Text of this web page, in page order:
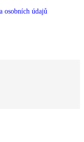
osobních údajů